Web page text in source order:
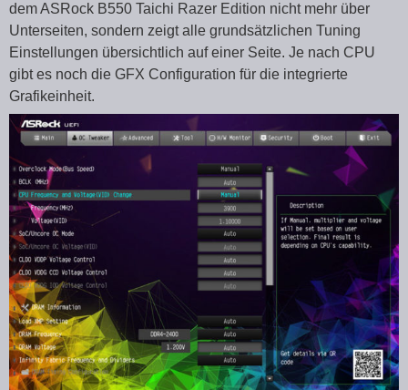
dem ASRock B550 Taichi Razer Edition nicht mehr über
Unterseiten, sondern zeigt alle grundsätzlichen Tuning
Einstellungen übersichtlich auf einer Seite. Je nach CPU
gibt es noch die GFX Configuration für die integrierte
Grafikeinheit.